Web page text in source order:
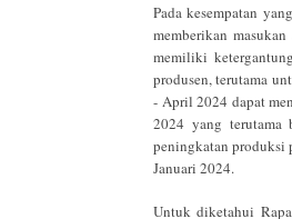
Pada kesempatan
memberikan
memiliki
produsen, terutama
- April 2024 dapat
2024 yang terutama
peningkatan produksi
Januari 2024.
Untuk diketahui